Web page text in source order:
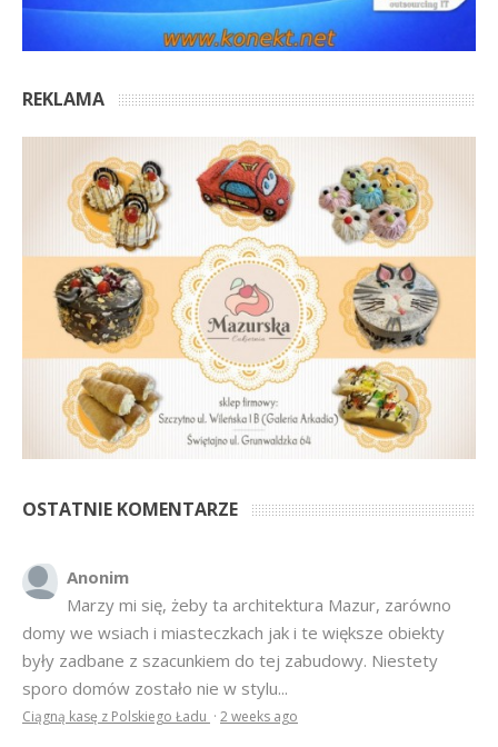
REKLAMA
OSTATNIE KOMENTARZE
Anonim
Marzy mi się, żeby ta architektura Mazur, zarówno
domy we wsiach i miasteczkach jak i te większe obiekty
były zadbane z szacunkiem do tej zabudowy. Niestety
sporo domów zostało nie w stylu...
Ciągną kasę z Polskiego Ładu · 2 weeks ago